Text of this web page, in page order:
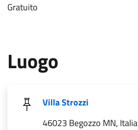
Gratuito
Luogo
Villa Strozzi
46023 Begozzo MN, Italia